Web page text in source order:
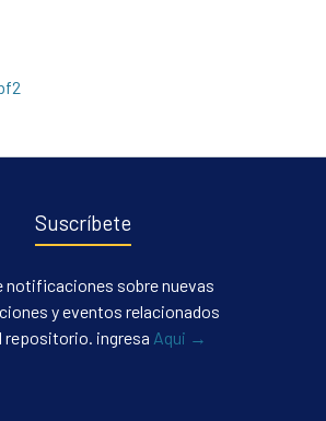
Suscríbete
notificaciones sobre nuevas
y eventos relacionados
repositorio. ingresa Aqui →